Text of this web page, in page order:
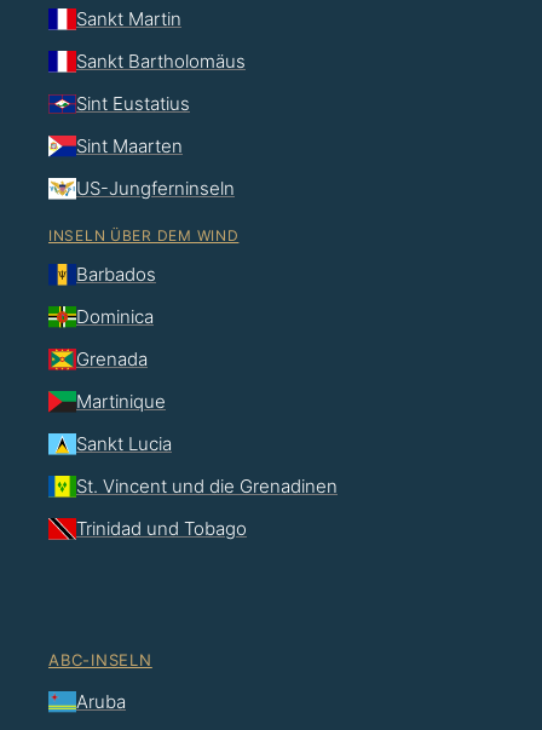
Sankt Martin
Sankt Bartholomäus
Sint Eustatius
Sint Maarten
US-Jungferninseln
INSELN ÜBER DEM WIND
Barbados
Dominica
Grenada
Martinique
Sankt Lucia
St. Vincent und die Grenadinen
Trinidad und Tobago
ABC-INSELN
Aruba